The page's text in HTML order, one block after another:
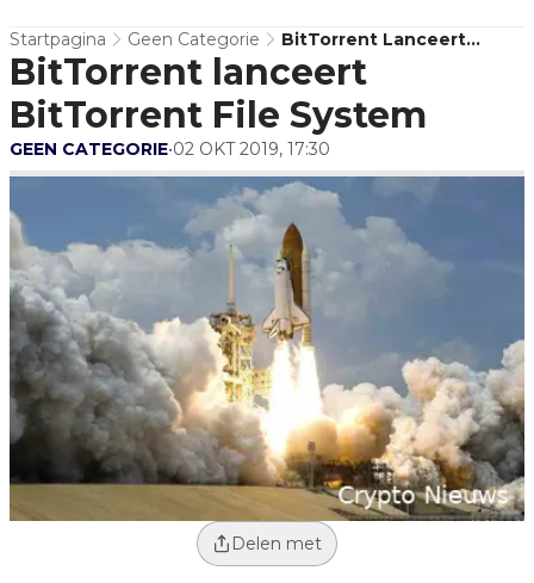
Startpagina Geen Categorie
BitTorrent Lanceert
BitTorrent File System
BitTorrent lanceert
BitTorrent File System
GEEN CATEGORIE•02 OKT 2019, 17:30
Delen met